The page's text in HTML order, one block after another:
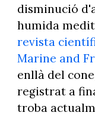
disminució
humida
revista
Marine and
enllà del
registrat a
troba